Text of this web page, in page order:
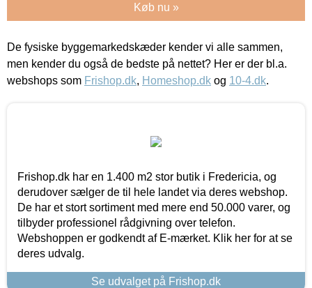
Køb nu »
De fysiske byggemarkedskæder kender vi alle sammen,
men kender du også de bedste på nettet? Her er der bl.a.
webshops som Frishop.dk, Homeshop.dk og 10-4.dk.
Frishop.dk har en 1.400 m2 stor butik i Fredericia, og
derudover sælger de til hele landet via deres webshop.
De har et stort sortiment med mere end 50.000 varer, og
tilbyder professionel rådgivning over telefon.
Webshoppen er godkendt af E-mærket. Klik her for at se
deres udvalg.
Se udvalget på Frishop.dk